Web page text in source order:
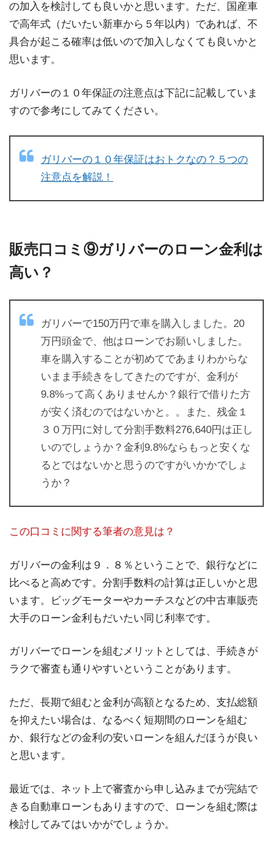
の加入を検討しても良いかと思います。ただ、国産車
で高年式（だいたい新車から５年以内）であれば、不
具合が起こる確率は低いので加入しなくても良いかと
思います。
ガリバーの１０年保証の注意点は下記に記載していま
すので参考にしてみてください。
ガリバーの１０年保証はおトクなの？５つの
注意点を解説！
販売口コミ⑨ガリバーのローン金利は
高い？
ガリバーで150万円で車を購入しました。20
万円頭金で、他はローンでお願いしました。
車を購入することが初めてであまりわからな
いまま手続きをしてきたのですが、金利が
9.8%って高くありませんか？銀行で借りた方
が安く済むのではないかと。。また、残金１
３０万円に対して分割手数料276,640円は正し
いのでしょうか？金利9.8%ならもっと安くな
るとではないかと思うのですがいかかでしょ
うか？
この口コミに関する筆者の意見は？
ガリバーの金利は９．８％ということで、銀行などに
比べると高めです。分割手数料の計算は正しいかと思
います。ビッグモーターやカーチスなどの中古車販売
大手のローン金利もだいたい同じ利率です。
ガリバーでローンを組むメリットとしては、手続きが
ラクで審査も通りやすいということがあります。
ただ、長期で組むと金利が高額となるため、支払総額
を抑えたい場合は、なるべく短期間のローンを組む
か、銀行などの金利の安いローンを組んだほうが良い
と思います。
最近では、ネット上で審査から申し込みまでが完結で
きる自動車ローンもありますので、ローンを組む際は
検討してみてはいかがでしょうか。